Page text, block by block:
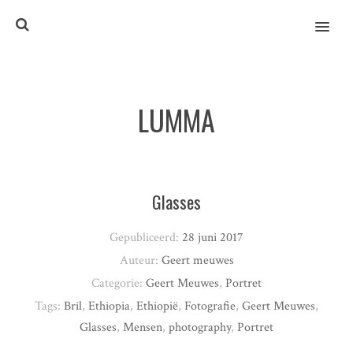
MENU
LUMMA
Glasses
Gepubliceerd: 28 juni 2017
Auteur: Geert meuwes
Categorie: Geert Meuwes, Portret
Tags: Bril, Ethiopia, Ethiopië, Fotografie, Geert Meuwes,
Glasses, Mensen, photography, Portret